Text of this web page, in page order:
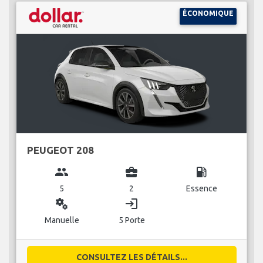
ÉCONOMIQUE
PEUGEOT 208
group
5
business_center
2
local_gas_station
Essence
miscellaneous_services
Manuelle
login
5 Porte
CONSULTEZ LES DÉTAILS...